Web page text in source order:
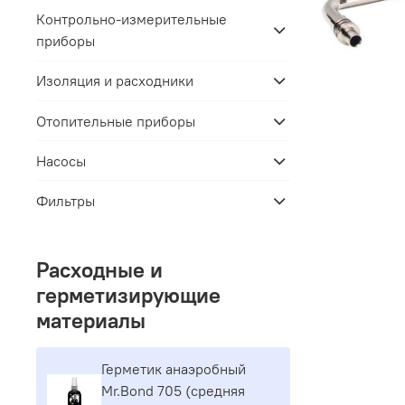
Контрольно-измерительные
приборы
Изоляция и расходники
Отопительные приборы
Насосы
Фильтры
Расходные и
герметизирующие
материалы
Герметик aнaэpoбный
Mr.Bond 705 (средняя